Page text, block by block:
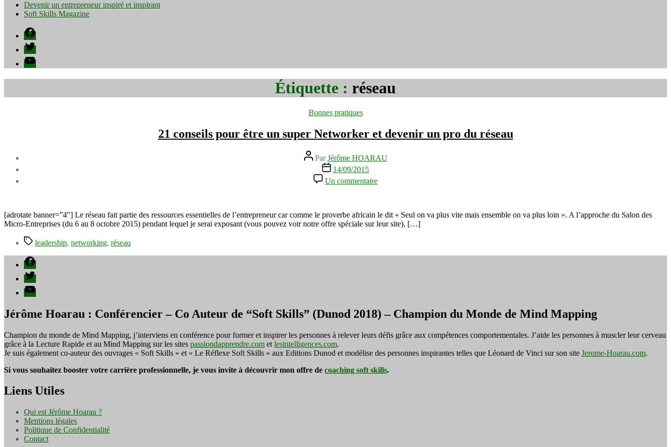
Devenir un entrepreneur inspiré et inspirant
Soft Skills Magazine
Facebook
Twitter
YouTube
Étiquette : réseau
Catégories
Bonnes pratiques
21 conseils pour être un super Networker et devenir un pro du réseau
Auteur
de
l’article
ParJérôme HOARAU
Date
de
l’article
14/09/2015
Un commentaire
21
être
un
[adrotate banner=”4″] Le réseau fait partie des ressources essentielles de l’entrepreneur car comme le proverbe africain le dit « Seul on va plus vite mais ensemble on va plus loin ». A l’approche du Salon des
Micro-Entreprises (du 6 au 8 octobre 2015) pendant lequel je serai exposant (vous pouvez voir notre offre spéciale sur leur site), […]
Étiquettes
leadership, networking, réseau
Facebook
Twitter
YouTube
Jérôme Hoarau : Conférencier – Co Auteur de “Soft Skills” (Dunod 2018) – Champion du Monde de Mind Mapping
Champion du monde de Mind Mapping, j’interviens en conférence pour former et inspirer les personnes à relever leurs défis grâce aux compétences comportementales. J’aide les personnes à muscler leur cerveau
grâce à la Lecture Rapide et au Mind Mapping sur les sites passiondapprendre.com et lesintelligences.com.
Je suis également co-auteur des ouvrages « Soft Skills » et « Le Réflexe Soft Skills » aux Editions Dunod et modélise des personnes inspirantes telles que Léonard de Vinci sur son site Jerome-Hoarau.com.
Si vous souhaitez booster votre carrière professionnelle, je vous invite à découvrir mon offre de coaching soft skills.
Liens Utiles
Qui est Jérôme Hoarau ?
Mentions légales
Politique de Confidentialité
Contact